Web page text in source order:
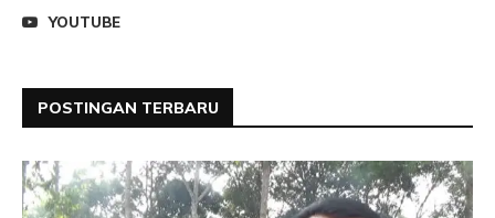
YOUTUBE
POSTINGAN TERBARU